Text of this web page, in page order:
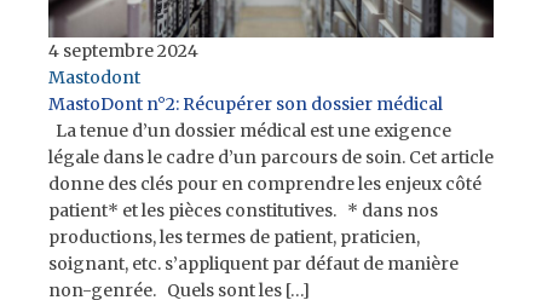
4 septembre 2024
Mastodont
MastoDont n°2: Récupérer son dossier médical
La tenue d’un dossier médical est une exigence
légale dans le cadre d’un parcours de soin. Cet article
donne des clés pour en comprendre les enjeux côté
patient* et les pièces constitutives. * dans nos
productions, les termes de patient, praticien,
soignant, etc. s’appliquent par défaut de manière
non-genrée. Quels sont les […]